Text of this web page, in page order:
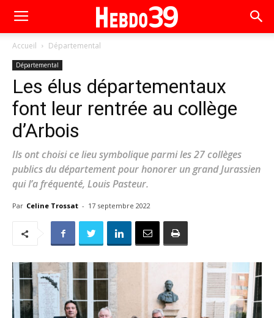
Accueil Départemental
Départemental
Les élus départementaux
font leur rentrée au collège
d’Arbois
Ils ont choisi ce lieu symbolique parmi les 27 collèges
publics du département pour honorer un grand Jurassien
qui l’a fréquenté, Louis Pasteur.
Par Celine Trossat - 17 septembre 2022